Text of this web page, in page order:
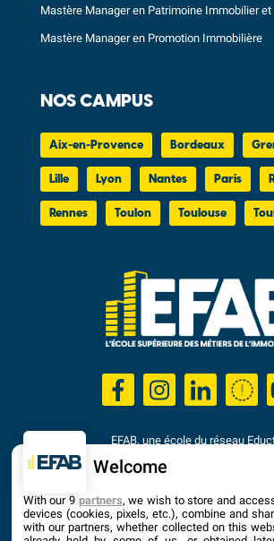
Mastère Manager en Patrimoine Immobilier et
Mastère Manager en Promotion Immobilière
NOS CAMPUS
Aix-en-Provence Bordeaux
Lille Lyon Nantes Paris
Rennes Toulon Toulouse
EFAB, une école du réseau
Établissement d'Enseignement Supérieur
Dernière mise à jour : Septembre
Welcome
With our 9 partners, we wish to store and
devices (cookies, pixels, etc.), combine and
with our partners, whether collected on this